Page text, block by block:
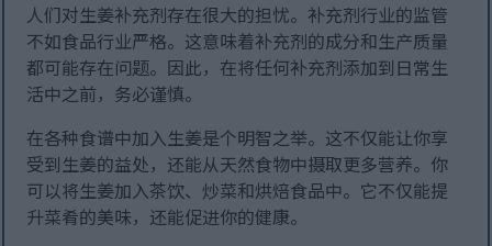
人们对生姜补充剂存在很大的担忧。补充剂行业的监管
不如食品行业严格。这意味着补充剂的成分和生产质量
都可能存在问题。因此，在将任何补充剂添加到日常生
活中之前，务必谨慎。
在各种食谱中加入生姜是个明智之举。这不仅能让你享
受到生姜的益处，还能从天然食物中摄取更多营养。你
可以将生姜加入茶饮、炒菜和烘焙食品中。它不仅能提
升菜肴的美味，还能促进你的健康。